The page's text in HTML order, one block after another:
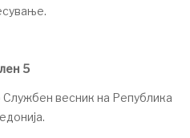
5
Службен весник на Република